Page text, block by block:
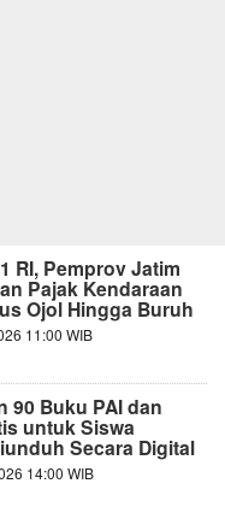
RI, Pemprov Jatim
Pajak Kendaraan
Ojol Hingga Buruh
11:00 WIB
90 Buku PAI dan
untuk Siswa
Secara Digital
14:00 WIB